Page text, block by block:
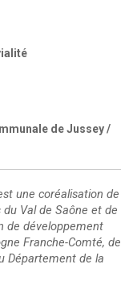
de Jussey /
une coréalisation de
Val de Saône et de
de développement
Franche-Comté, de
Département de la